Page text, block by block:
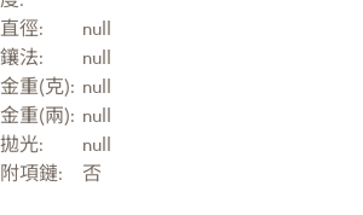
直徑:
null
鑲法:
null
金重(克): null
金重(兩): null
拋光:
null
附項鏈:
否